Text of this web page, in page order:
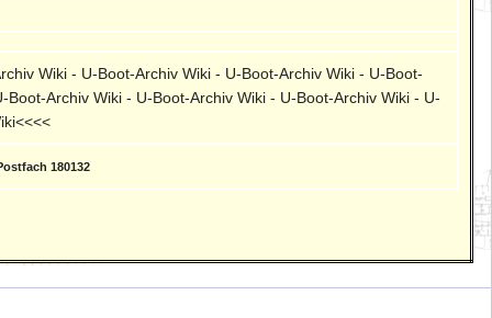
Wiki - U-Boot-Archiv Wiki - U-Boot-Archiv Wiki - U-Boot-
Archiv Wiki - U-Boot-Archiv Wiki - U-Boot-Archiv Wiki - U-
180132